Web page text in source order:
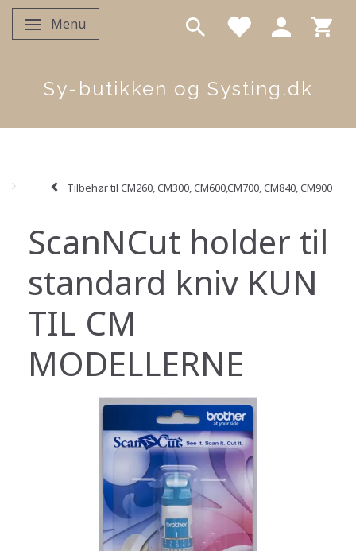
Skifte navigation
Menu
Sy-butikken og Systing.dk
Tilbehør til CM260, CM300, CM600,CM700, CM840, CM900
ScanNCut holder til
standard kniv KUN
TIL CM
MODELLERNE